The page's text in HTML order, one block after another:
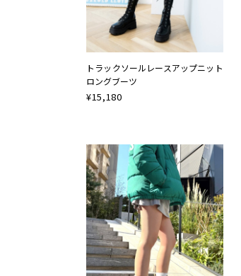
トラックソールレースアップニット
ロングブーツ
¥15,180